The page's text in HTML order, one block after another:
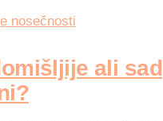
nosečnosti
ali sad